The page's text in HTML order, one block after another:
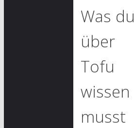
Was du
über
Tofu
wissen
musst